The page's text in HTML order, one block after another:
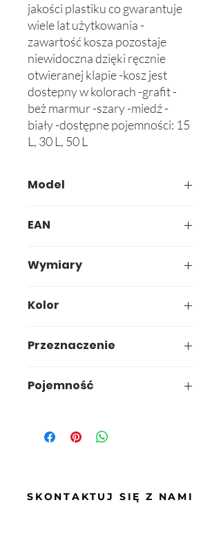
jakości plastiku co gwarantuje
wiele lat użytkowania -
zawartość kosza pozostaje
niewidoczna dzięki ręcznie
otwieranej klapie -kosz jest
dostepny w kolorach -grafit -
beż marmur -szary -miedź -
biały -dostępne pojemności: 15
L, 30 L, 50 L
Model
EAN
Wymiary
Kolor
Przeznaczenie
Pojemność
SKONTAKTUJ SIĘ Z NAMI